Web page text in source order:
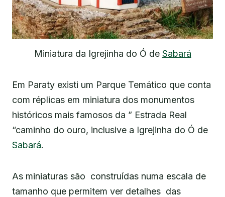
Miniatura da Igrejinha do Ó de Sabará
Em Paraty existi um Parque Temático que conta
com réplicas em miniatura dos monumentos
históricos mais famosos da ” Estrada Real
“caminho do ouro, inclusive a Igrejinha do Ó de
Sabará.
As miniaturas são construídas numa escala de
tamanho que permitem ver detalhes das